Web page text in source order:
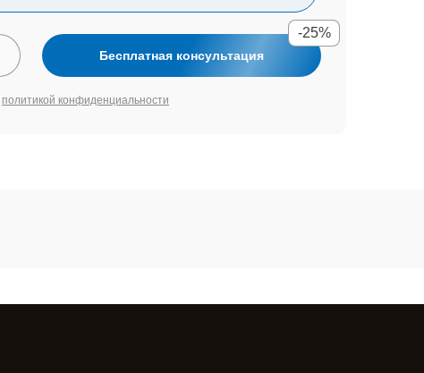
Бесплатная консультация
-25%
политикой конфиденциальности